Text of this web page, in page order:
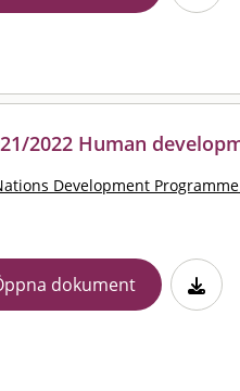
2022 Human
Development Programme
dokument